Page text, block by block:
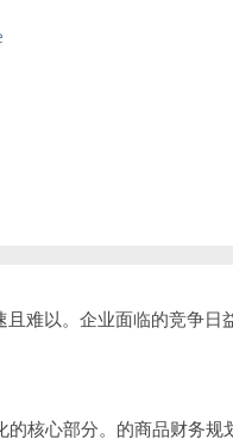
难以。企业面临的竞争日
的核心部分。的商品财务